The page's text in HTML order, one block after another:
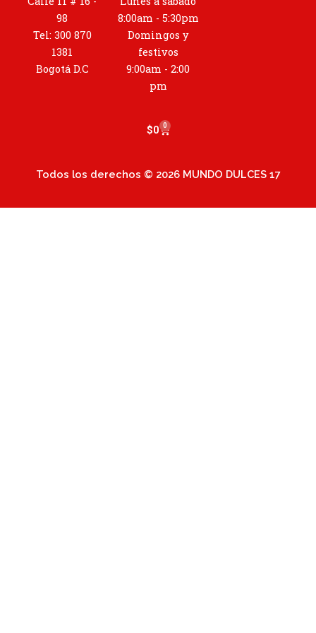
98
Tel: 300 870
1381
Bogotá D.C
8:00am - 5:30pm
Domingos y
festivos
9:00am - 2:00
pm
$0 0
Cart
Todos los derechos © 2026 MUNDO DULCES 17